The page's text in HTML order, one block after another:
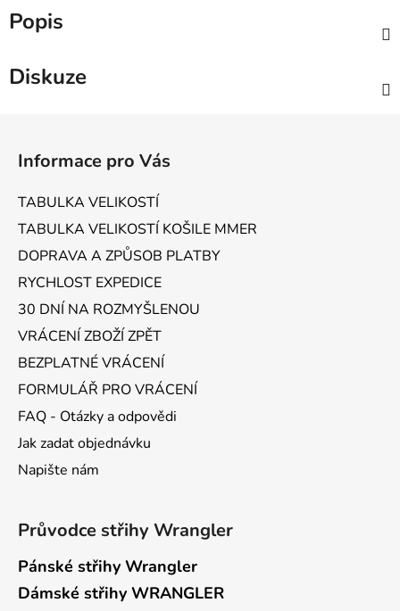
Popis
Diskuze
Informace pro Vás
TABULKA VELIKOSTÍ
TABULKA VELIKOSTÍ KOŠILE MMER
DOPRAVA A ZPŮSOB PLATBY
RYCHLOST EXPEDICE
30 DNÍ NA ROZMYŠLENOU
VRÁCENÍ ZBOŽÍ ZPĚT
BEZPLATNÉ VRÁCENÍ
FORMULÁŘ PRO VRÁCENÍ
FAQ - Otázky a odpovědi
Jak zadat objednávku
Napište nám
Průvodce střihy Wrangler
Pánské střihy Wrangler
Dámské střihy WRANGLER